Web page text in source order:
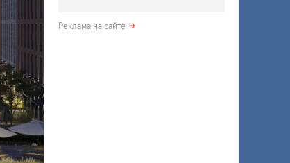
Реклама на сайте